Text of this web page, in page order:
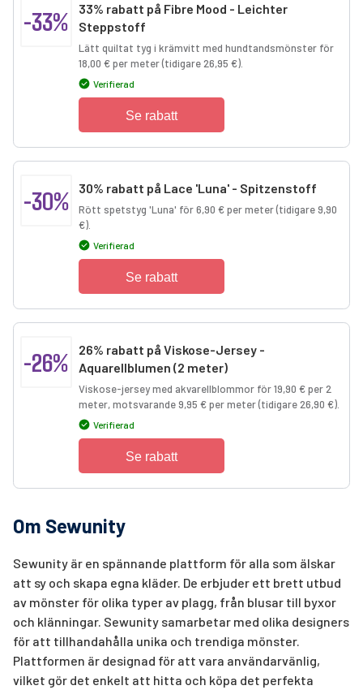
-33%
33% rabatt på Fibre Mood - Leichter
Steppstoff
Lätt quiltat tyg i krämvitt med hundtandsmönster för
18,00 € per meter (tidigare 26,95 €).
Verifierad
Se rabatt
-30% 30% rabatt på Lace 'Luna' - Spitzenstoff
Rött spetstyg 'Luna' för 6,90 € per meter (tidigare 9,90
€).
Verifierad
Se rabatt
-26%
26% rabatt på Viskose-Jersey -
Aquarellblumen (2 meter)
Viskose-jersey med akvarellblommor för 19,90 € per 2
meter, motsvarande 9,95 € per meter (tidigare 26,90 €).
Verifierad
Se rabatt
Om Sewunity
Sewunity är en spännande plattform för alla som älskar
att sy och skapa egna kläder. De erbjuder ett brett utbud
av mönster för olika typer av plagg, från blusar till byxor
och klänningar. Sewunity samarbetar med olika designers
för att tillhandahålla unika och trendiga mönster.
Plattformen är designad för att vara användarvänlig,
vilket gör det enkelt att hitta och köpa det perfekta